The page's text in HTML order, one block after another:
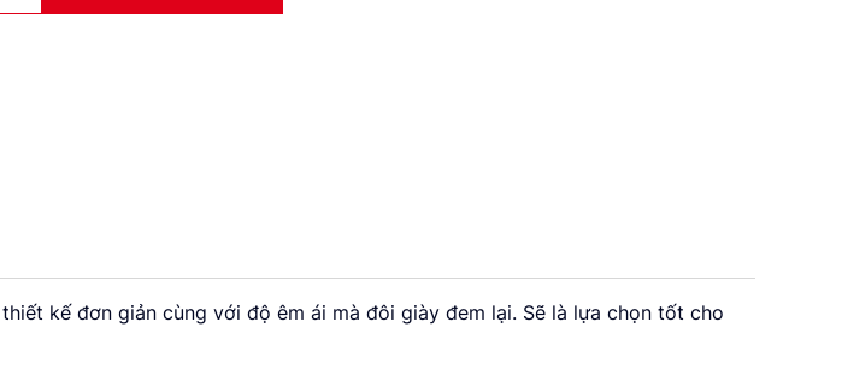
kế đơn giản cùng với độ êm ái mà đôi giày đem lại. Sẽ là lựa chọn tốt cho